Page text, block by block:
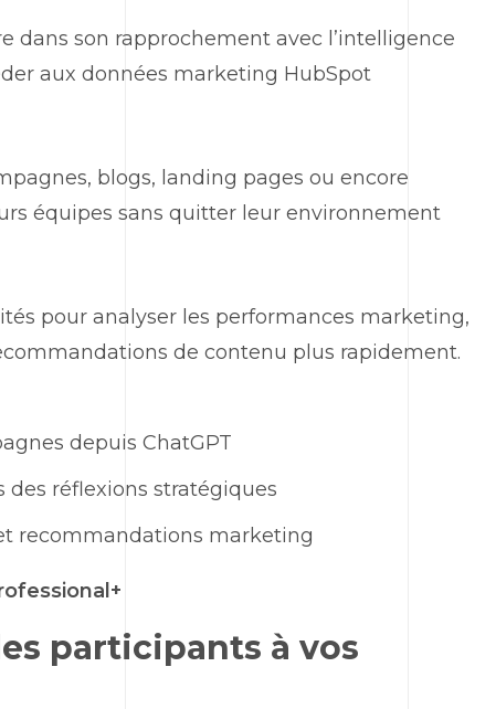
dans son rapprochement avec l’intelligence
aux données marketing HubSpot
blogs, landing pages ou encore
équipes sans quitter leur environnement
pour analyser les performances marketing,
de contenu plus rapidement.
depuis ChatGPT
des réflexions stratégiques
recommandations marketing
participants à vos